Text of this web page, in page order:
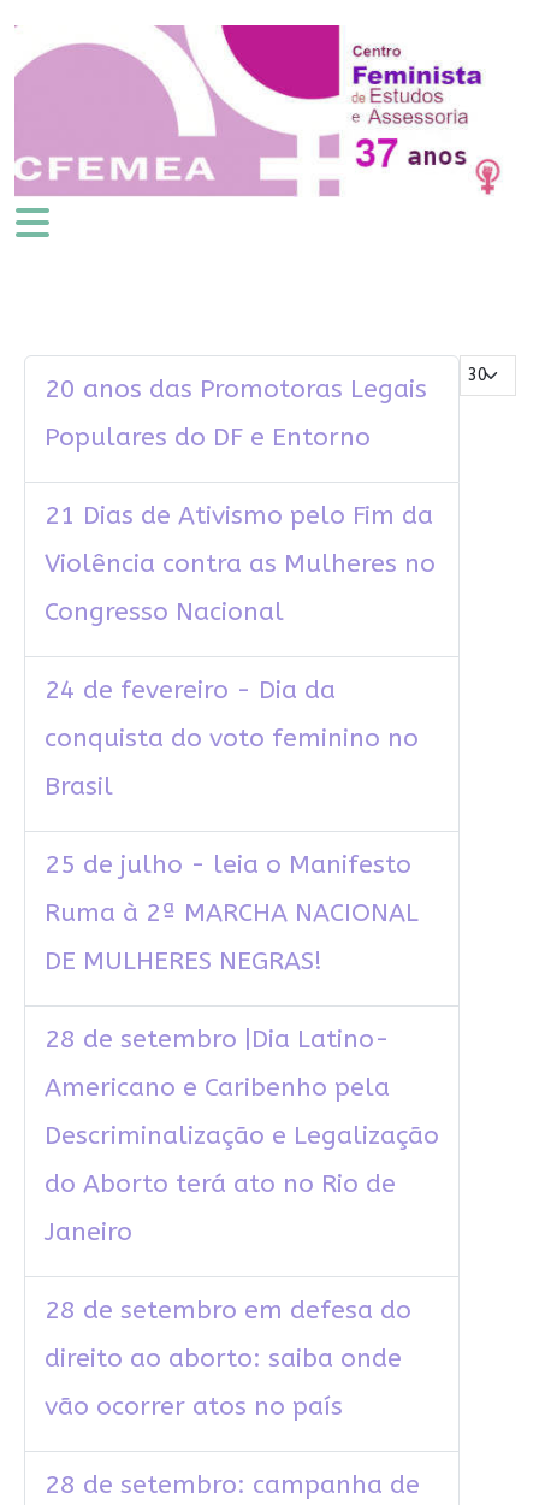
Mostrar #
20 anos das Promotoras Legais
Populares do DF e Entorno
21 Dias de Ativismo pelo Fim da
Violência contra as Mulheres no
Congresso Nacional
24 de fevereiro - Dia da
conquista do voto feminino no
Brasil
25 de julho - leia o Manifesto
Ruma à 2ª MARCHA NACIONAL
DE MULHERES NEGRAS!
28 de setembro |Dia Latino-
Americano e Caribenho pela
Descriminalização e Legalização
do Aborto terá ato no Rio de
Janeiro
28 de setembro em defesa do
direito ao aborto: saiba onde
vão ocorrer atos no país
28 de setembro: campanha de